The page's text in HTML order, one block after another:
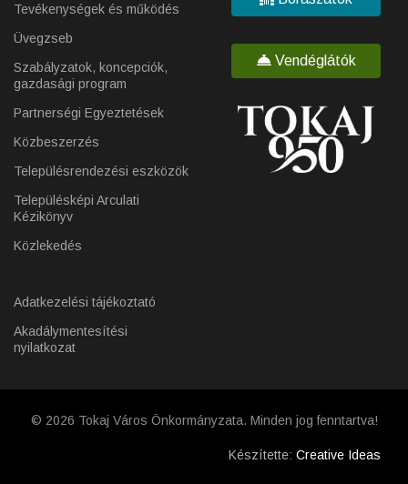
Tevékenységek és működés
Üvegzseb
Szabályzatok, koncepciók,
gazdasági program
Partnerségi Egyeztetések
Közbeszerzés
Településrendezési eszközök
Településképi Arculati
Kézikönyv
Közlekedés
Adatkezelési tájékoztató
Akadálymentesítési
nyilatkozat
Vendéglátók
© 2026 Tokaj Város Önkormányzata. Minden jog fenntartva!
Készítette: Creative Ideas